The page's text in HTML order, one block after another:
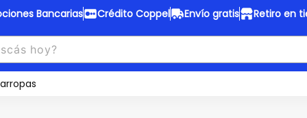
Bancarias Crédito Coppel Envío gratis Retiro en
Coppel
fijas en ropa y 12 en
Envío gratis